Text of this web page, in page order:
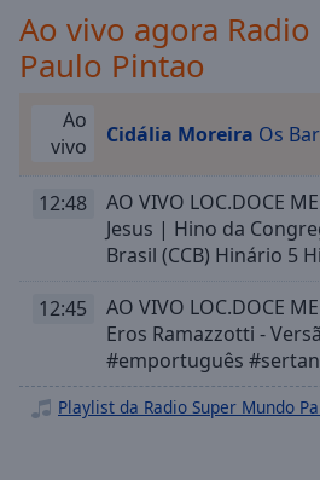
Rate
Chapters
Chapters
Descriptions
descriptions
selected
subtitles
settings
Ao vivo agora
Paulo Pintao
Ao
vivo
Cidália Moreira Os
12:48
AO VIVO LOC.DOCE
Jesus | Hino da
Brasil (CCB) Hinário 5
12:45
AO VIVO LOC.DOCE
Eros Ramazzotti -
#emportuguês
Playlist da Radio Super Mundo